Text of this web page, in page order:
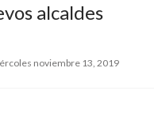
alcaldes
noviembre 13, 2019